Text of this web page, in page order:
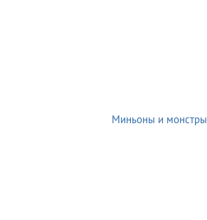
Миньоны и монстры